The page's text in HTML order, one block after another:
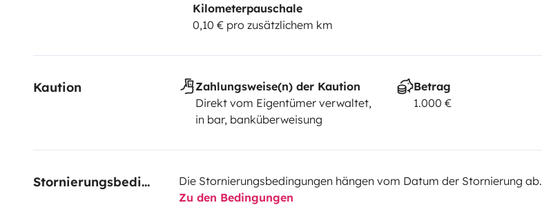
Kilometerpauschale
0,10 € pro zusätzlichem km
Kaution
Zahlungsweise(n) der Kaution
Direkt vom Eigentümer verwaltet,
in bar, banküberweisung
Betrag
1.000 €
Stornierungsbedingungen
Die Stornierungsbedingungen hängen vom Datum der Stornierung ab.
Zu den Bedingungen